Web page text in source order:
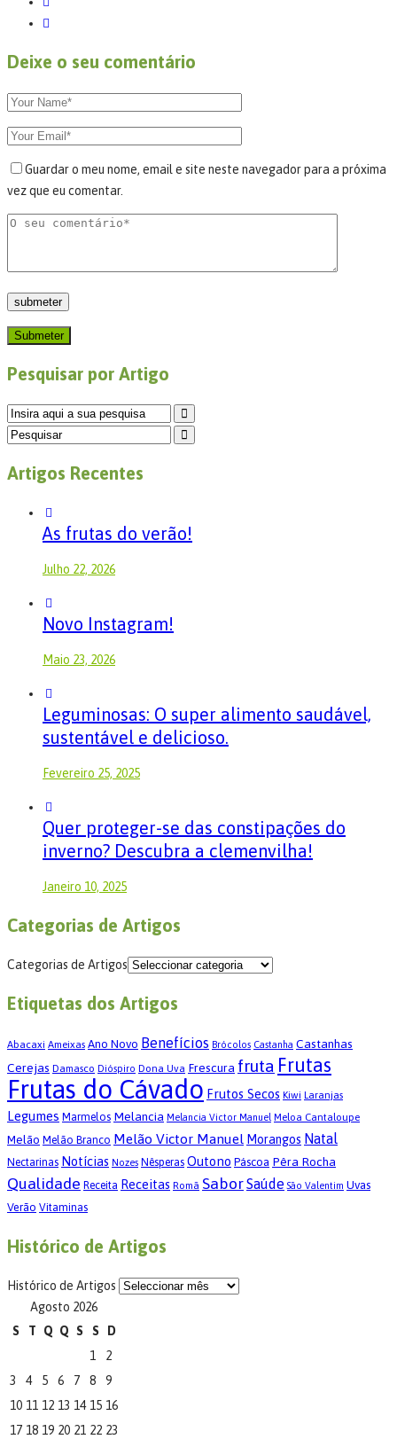
Deixe o seu comentário
Guardar o meu nome, email e site neste navegador para a próxima
vez que eu comentar.
Submeter
Pesquisar por Artigo
Artigos Recentes
As frutas do verão!
Julho 22, 2026
Novo Instagram!
Maio 23, 2026
Leguminosas: O super alimento saudável,
sustentável e delicioso.
Fevereiro 25, 2025
Quer proteger-se das constipações do
inverno? Descubra a clemenvilha!
Janeiro 10, 2025
Categorias de Artigos
Categorias de Artigos
Etiquetas dos Artigos
Abacaxi Ameixas Ano Novo Benefícios Brócolos Castanha Castanhas
Cerejas Damasco Dióspiro Dona Uva Frescura fruta Frutas
Frutas do Cávado Frutos Secos Kiwi Laranjas
Legumes Marmelos Melancia Melancia Victor Manuel Meloa Cantaloupe
Melão Melão Branco Melão Victor Manuel Morangos Natal
Nectarinas Notícias Nozes Nêsperas Outono Páscoa Pêra Rocha
Qualidade Receita Receitas Romã SaborSaúde São Valentim Uvas
Verão Vitaminas
Histórico de Artigos
Histórico de Artigos
Agosto 2026
S
T Q Q S S D
1
2
3
4 5 6 7 8
9
10 11 12 13 14 15 16
17 18 19 20 21 22 23